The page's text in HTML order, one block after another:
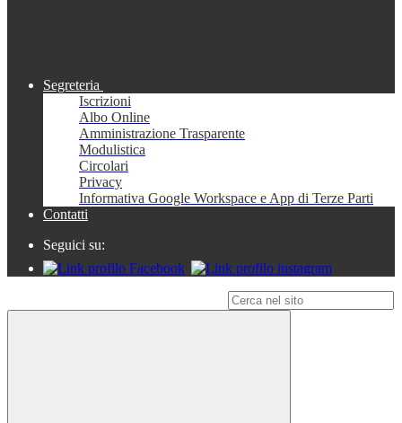
Segreteria
Iscrizioni
Albo Online
Amministrazione Trasparente
Modulistica
Circolari
Privacy
Informativa Google Workspace e App di Terze Parti
Contatti
Seguici su: